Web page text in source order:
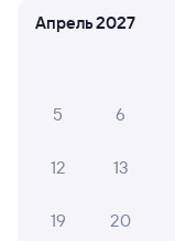
Отзывы
по этому
Мы
03 августа
Апрель 2027
5 6
12 13
19 20